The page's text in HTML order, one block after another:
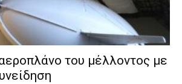
του μέλλοντος με